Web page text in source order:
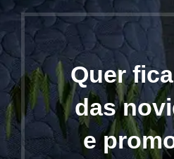
Quer
das
e